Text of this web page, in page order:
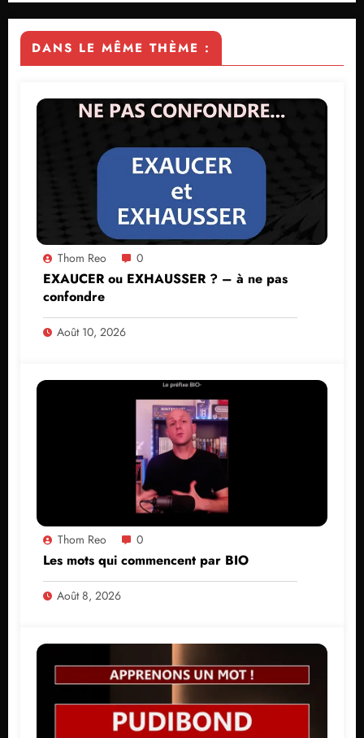
DANS LE MÊME THÈME :
Thom Reo 0
EXAUCER ou EXHAUSSER ? – à ne pas
confondre
Août 10, 2026
Thom Reo 0
Les mots qui commencent par BIO
Août 8, 2026